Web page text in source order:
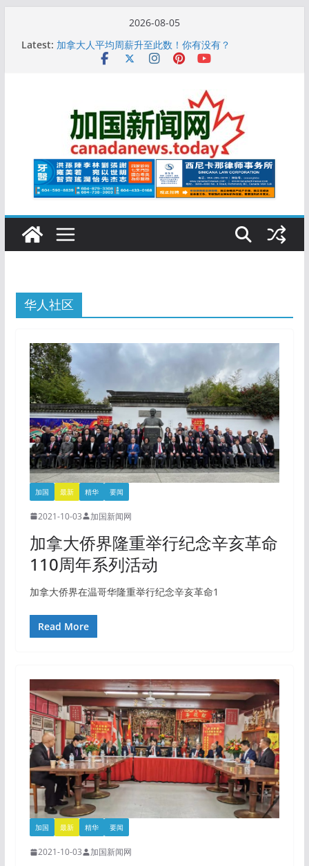
2026-08-05
Latest: 个月
加拿大人平均周薪升至此数！你有没有？
特鲁多半裸与水果姐海滩激吻! 热恋一年感情持续升温
更多名校恢复SAT 考试，新学年大学申请开跑7个大不
华人社区
加国 最新 精华 要闻
2021-10-03 加国新闻网
加拿大侨界隆重举行纪念辛亥革命
110周年系列活动
加拿大侨界在温哥华隆重举行纪念辛亥革命1
Read More
加国 最新 精华 要闻
2021-10-03 加国新闻网